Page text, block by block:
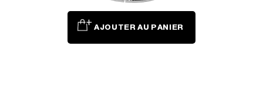
AJOUTER AU PANIER